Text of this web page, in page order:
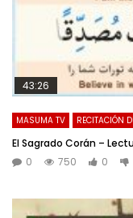
43:26
MASUMA TV RECITACIÓN
El Sagrado Corán –
0
750 0